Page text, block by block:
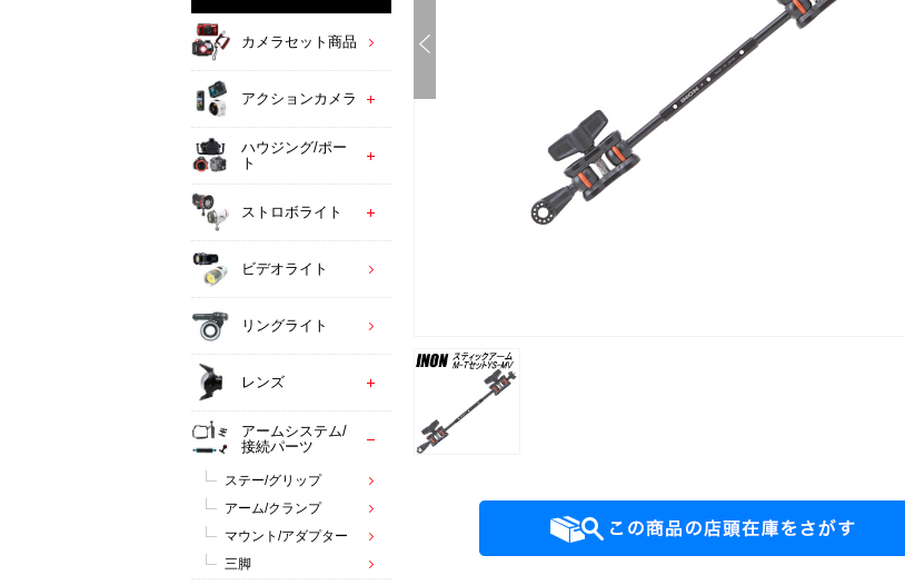
カメラセット商品
アクションカメラ
ハウジング/ポー
ト
ストロボライト
ビデオライト
リングライト
レンズ
アームシステム/
接続パーツ
ステー/グリップ
アーム/クランプ
マウント/アダプター
三脚